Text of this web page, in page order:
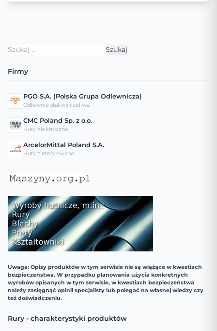
Szukaj:
Firmy
PGO S.A. (Polska Grupa Odlewnicza)
Odlewnie staliwa i żeliwa
CMC Poland Sp. z o.o.
Huty elektryczne
ArcelorMittal Poland S.A.
Huty zintegrowane
Uwaga: Opisy produktów w tym serwisie nie są wiążące w kwestiach
bezpieczeństwa. W przypadku planowania użycia konkretnych
wyrobów opisanych w tym serwisie, w kwestiach bezpieczeństwa
należy zasięgnąć opinii specjalisty lub polegać na własnej wiedzy czy
też doświadczeniu.
Rury - charakterystyki produktów